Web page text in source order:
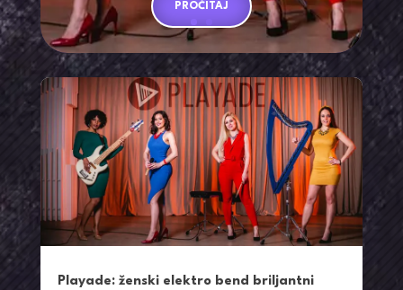
PROČITAJ
Playade: ženski elektro bend briljantni